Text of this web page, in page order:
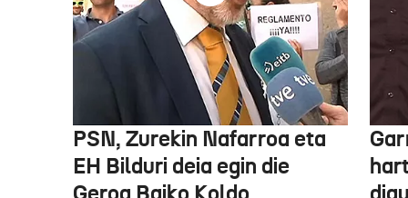
PSN, Zurekin Nafarroa eta
EH Bilduri deia egin die